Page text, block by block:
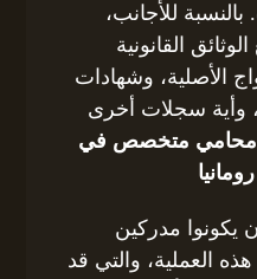
بالنسبة للأجانب،
القانونية
الأصلية، وشهادات
وأية سجلات أخرى
محامي متخصص في
يكونوا مدركين
العملية، والتي قد